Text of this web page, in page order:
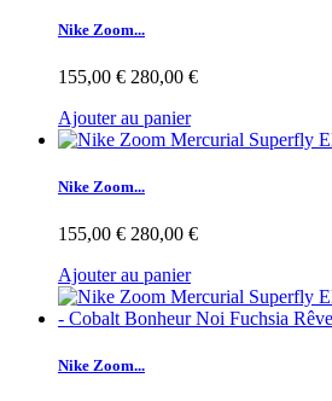
Nike Zoom...
155,00 € 280,00 €
Ajouter au panier
Nike Zoom...
155,00 € 280,00 €
Ajouter au panier
Nike Zoom...